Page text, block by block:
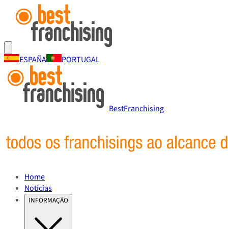
ESPAÑA PORTUGAL
BestFranchising
Home
Notícias
INFORMAÇÃO